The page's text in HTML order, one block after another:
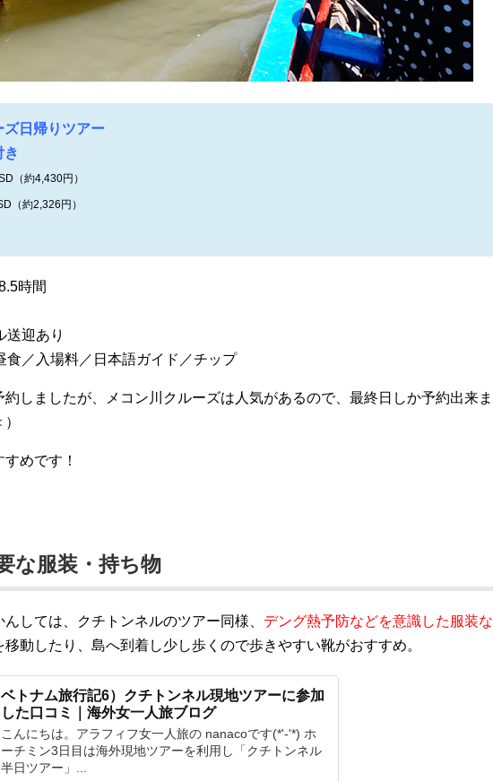
ズ日帰りツアー
き
（約4,430円）
（約2,326円）
時間
送迎あり
食／入場料／日本語ガイド／チップ
しましたが、メコン川クルーズは人気があるので、最終日しか予約出来ま
めです！
な服装・持ち物
しては、クチトンネルのツアー同様、 デング熱予防などを意識した服装な
移動したり、島へ到着し少し歩くので歩きやすい靴がおすすめ。
ベトナム旅行記6）クチトンネル現地ツアーに参加
した口コミ｜海外女一人旅ブログ
こんにちは。アラフィフ女一人旅の nanacoです(*'-'*) ホ
ーチミン3日目は海外現地ツアーを利用し「クチトンネル
半日ツアー」...